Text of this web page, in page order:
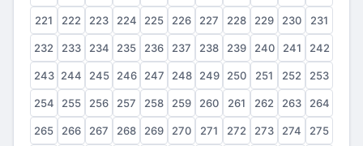
221 222 223 224 225 226 227 228 229 230 231
232 233 234 235 236 237 238 239 240 241 242
243 244 245 246 247 248 249 250 251 252 253
254 255 256 257 258 259 260 261 262 263 264
265 266 267 268 269 270 271 272 273 274 275